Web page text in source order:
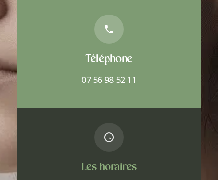
Téléphone
07 56 98 52 11
Les horaires